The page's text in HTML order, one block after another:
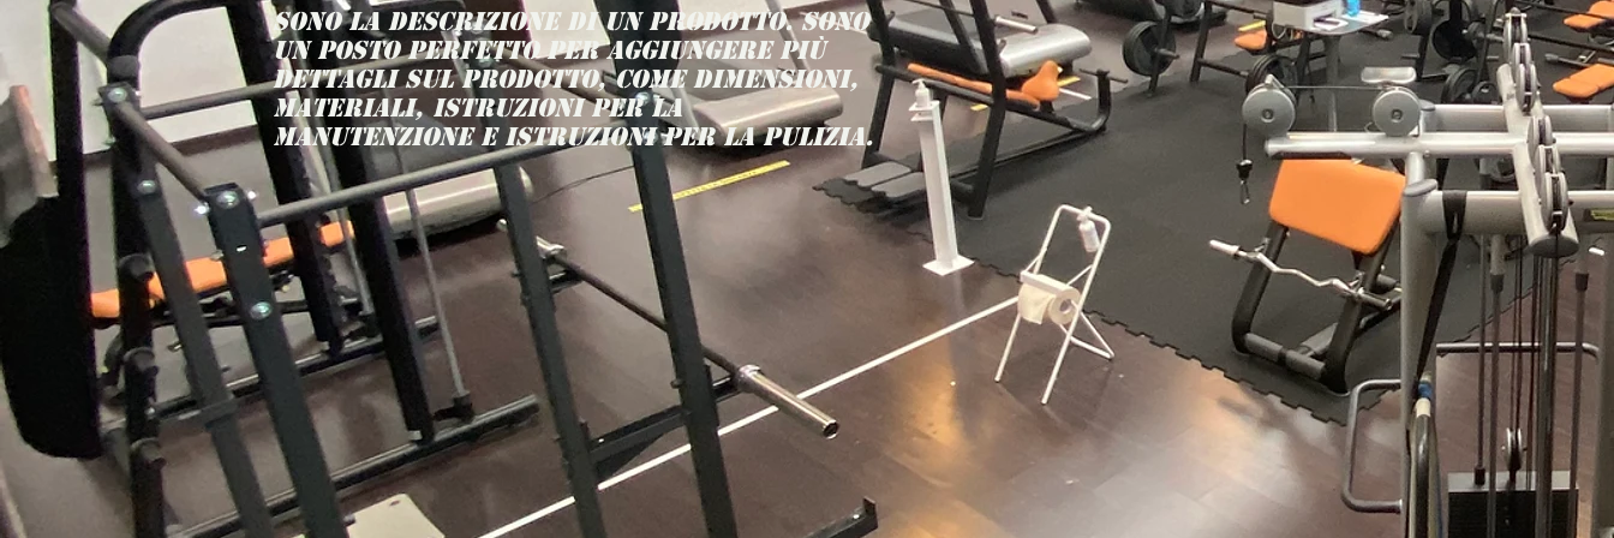
Sono la descrizione di un prodotto. Sono
un posto perfetto per aggiungere più
dettagli sul prodotto, come dimensioni,
materiali, istruzioni per la
manutenzione e istruzioni per la pulizia.
costruire fiducia e rassicurare i tuoi
clienti che possono acquistare da te in
tutta sicurezza.